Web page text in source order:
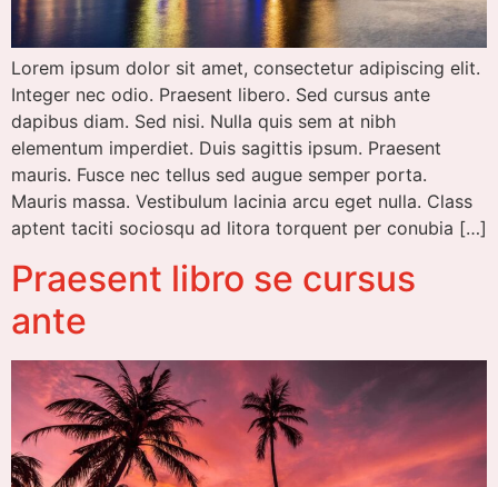
Lorem ipsum dolor sit amet, consectetur adipiscing elit.
Integer nec odio. Praesent libero. Sed cursus ante
dapibus diam. Sed nisi. Nulla quis sem at nibh
elementum imperdiet. Duis sagittis ipsum. Praesent
mauris. Fusce nec tellus sed augue semper porta.
Mauris massa. Vestibulum lacinia arcu eget nulla. Class
aptent taciti sociosqu ad litora torquent per conubia […]
Praesent libro se cursus
ante